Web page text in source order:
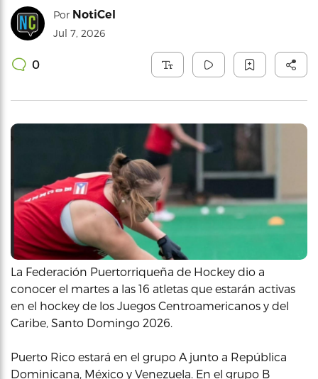
Por NotiCel
Jul 7, 2026
0
La Federación Puertorriqueña de Hockey dio a
conocer el martes a las 16 atletas que estarán activas
en el hockey de los Juegos Centroamericanos y del
Caribe, Santo Domingo 2026.
Puerto Rico estará en el grupo A junto a República
Dominicana, México y Venezuela. En el grupo B